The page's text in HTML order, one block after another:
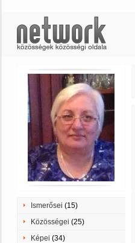
Ismerősei (15)
Közösségei (25)
Képei (34)